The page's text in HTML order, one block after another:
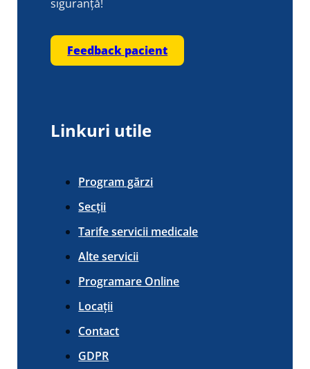
siguranță!
Feedback pacient
Linkuri utile
Program gărzi
Secții
Tarife servicii medicale
Alte servicii
Programare Online
Locații
Contact
GDPR